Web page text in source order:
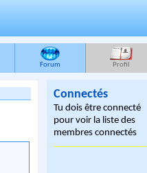
Forum Profil
Connectés
Tu dois être connecté
pour voir la liste des
membres connectés